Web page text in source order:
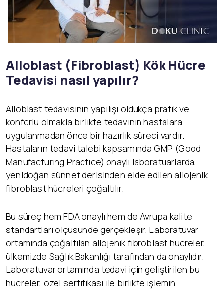
Alloblast (Fibroblast) Kök Hücre
Tedavisi nasıl yapılır?
Alloblast tedavisinin yapılışı oldukça pratik ve
konforlu olmakla birlikte tedavinin hastalara
uygulanmadan önce bir hazırlık süreci vardır.
Hastaların tedavi talebi kapsamında GMP (Good
Manufacturing Practice) onaylı laboratuarlarda,
yenidoğan sünnet derisinden elde edilen allojenik
fibroblast hücreleri çoğaltılır.
Bu süreç hem FDA onaylı hem de Avrupa kalite
standartları ölçüsünde gerçekleşir. Laboratuvar
ortamında çoğaltılan allojenik fibroblast hücreler,
ülkemizde Sağlık Bakanlığı tarafından da onaylıdır.
Laboratuvar ortamında tedavi için geliştirilen bu
hücreler, özel sertifikası ile birlikte işlemin